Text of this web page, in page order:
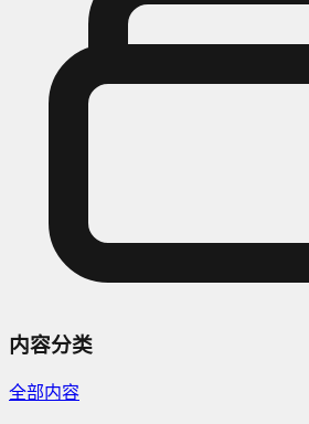
内容分类
全部内容